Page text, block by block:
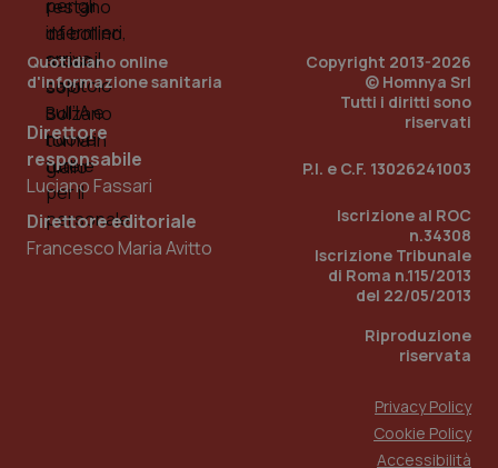
Quotidiano online
d'informazione sanitaria
Direttore
responsabile
Luciano Fassari
Direttore editoriale
Francesco Maria Avitto
Copyright 2013-2026
© Homnya Srl
Tutti i diritti sono
riservati
P.I. e C.F. 13026241003
Iscrizione al ROC
n.34308
Iscrizione Tribunale
di Roma n.115/2013
del 22/05/2013
Riproduzione
riservata
Privacy Policy
Cookie Policy
Accessibilità
__cf_bm
Cloudflare Inc.
29 minuti
58
secondi
.info.quotidianosanitaclub.it
29 minuti
59